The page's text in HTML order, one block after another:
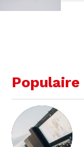
Populaire